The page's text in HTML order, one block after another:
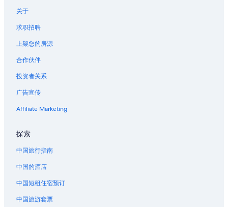
麦迪逊河附近的酒店
蒙大拿西南部的汽车旅馆
位于费尔蒙特的家庭式酒店
位于费尔蒙特的豪华酒店
费尔蒙特的度假屋
波托马克的家庭旅馆
曼哈顿的民宿
曼哈顿的家庭旅馆
位于曼哈顿的商务酒店
曼哈顿的酒店
曼哈顿的公寓
关于
求职招聘
上架您的房源
合作伙伴
投资者关系
广告宣传
Affiliate Marketing
探索
中国旅行指南
中国的酒店
中国短租住宿预订
中国旅游套票